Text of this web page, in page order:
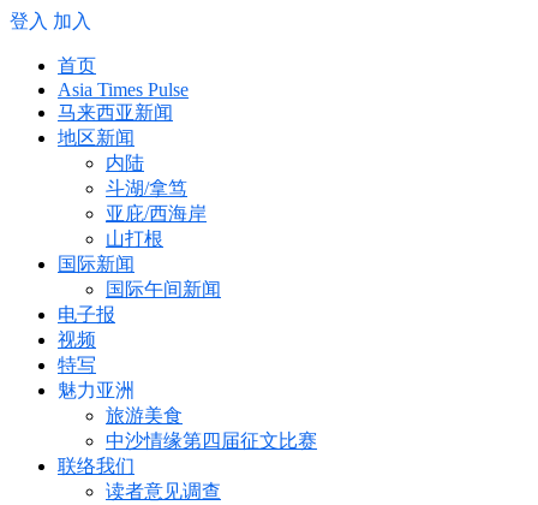
登入 加入
首页
Asia Times Pulse
马来西亚新闻
地区新闻
内陆
斗湖/拿笃
亚庇/西海岸
山打根
国际新闻
国际午间新闻
电子报
视频
特写
魅力亚洲
旅游美食
中沙情缘第四届征文比赛
联络我们
读者意见调查